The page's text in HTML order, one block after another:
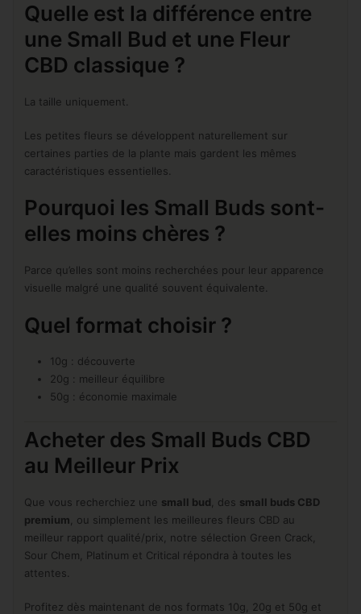
Quelle est la différence entre
une Small Bud et une Fleur
CBD classique ?
La taille uniquement.
Les petites fleurs se développent naturellement sur
certaines parties de la plante mais gardent les mêmes
caractéristiques essentielles.
Pourquoi les Small Buds sont-
elles moins chères ?
Parce qu’elles sont moins recherchées pour leur apparence
visuelle malgré une qualité souvent équivalente.
Quel format choisir ?
10g : découverte
20g : meilleur équilibre
50g : économie maximale
Acheter des Small Buds CBD
au Meilleur Prix
Que vous recherchiez une small bud , des small buds CBD
premium , ou simplement les meilleures fleurs CBD au
meilleur rapport qualité/prix, notre sélection Green Crack,
Sour Chem, Platinum et Critical répondra à toutes les
attentes.
Profitez dès maintenant de nos formats 10g, 20g et 50g et